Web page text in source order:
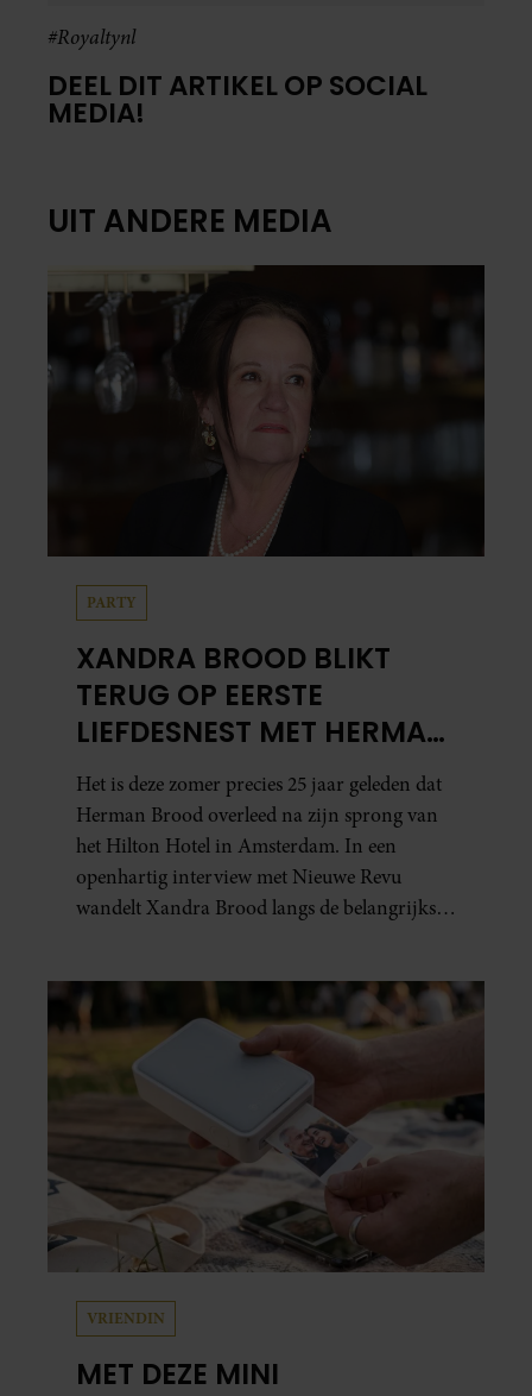
#Royaltynl
DEEL DIT ARTIKEL OP SOCIAL
MEDIA!
UIT ANDERE MEDIA
PARTY
XANDRA BROOD BLIKT
TERUG OP EERSTE
LIEFDESNEST MET HERMAN
BROOD: “HIER IS LOLA
GEBOREN”
Het is deze zomer precies 25 jaar geleden dat
Herman Brood overleed na zijn sprong van
het Hilton Hotel in Amsterdam. In een
openhartig interview met Nieuwe Revu
wandelt Xandra Brood langs de belangrijkste
Leidsedwarsstraat roept een stortvloed aan
herinneringen op. Daar begon hun leven
samen en werd dochter Lola geboren.
VRIENDIN
MET DEZE MINI